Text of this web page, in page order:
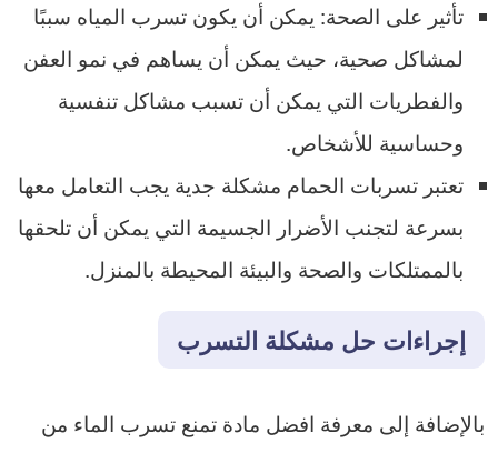
تأثير على الصحة: يمكن أن يكون تسرب المياه سببًا
لمشاكل صحية، حيث يمكن أن يساهم في نمو العفن
والفطريات التي يمكن أن تسبب مشاكل تنفسية
وحساسية للأشخاص.
تعتبر تسربات الحمام مشكلة جدية يجب التعامل معها
بسرعة لتجنب الأضرار الجسيمة التي يمكن أن تلحقها
بالممتلكات والصحة والبيئة المحيطة بالمنزل.
إجراءات حل مشكلة التسرب
بالإضافة إلى معرفة افضل مادة تمنع تسرب الماء من